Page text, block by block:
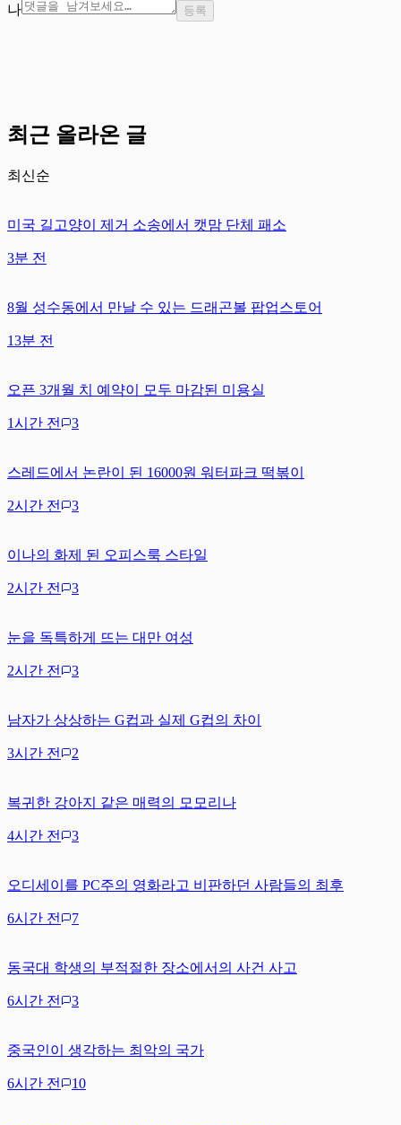
나 등록
최근 올라온 글
최신순
미국 길고양이 제거 소송에서 캣맘 단체 패소
3분 전
8월 성수동에서 만날 수 있는 드래곤볼 팝업스토어
13분 전
오픈 3개월 치 예약이 모두 마감된 미용실
1시간 전 3
스레드에서 논란이 된 16000원 워터파크 떡볶이
2시간 전 3
이나의 화제 된 오피스룩 스타일
2시간 전 3
눈을 독특하게 뜨는 대만 여성
2시간 전 3
남자가 상상하는 G컵과 실제 G컵의 차이
3시간 전 2
복귀한 강아지 같은 매력의 모모리나
4시간 전 3
오디세이를 PC주의 영화라고 비판하던 사람들의 최후
6시간 전 7
동국대 학생의 부적절한 장소에서의 사건 사고
6시간 전 3
중국인이 생각하는 최악의 국가
6시간 전 10